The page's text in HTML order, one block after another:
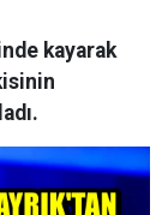
kayarak